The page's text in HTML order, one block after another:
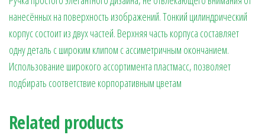
нанесённых на поверхность изображений. Тонкий цилиндрический
корпус состоит из двух частей. Верхняя часть корпуса составляет
одну деталь с широким клипом с ассиметричным окончанием.
Использование широкого ассортимента пластмасс, позволяет
подбирать соответствие корпоративным цветам
Related products